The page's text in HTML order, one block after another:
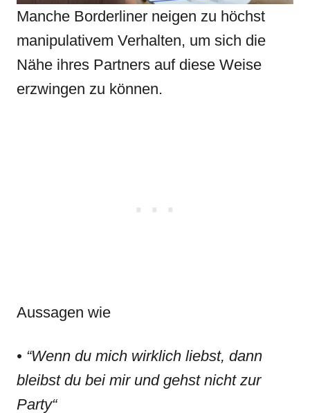
Manche Borderliner neigen zu höchst
manipulativem Verhalten, um sich die
Nähe ihres Partners auf diese Weise
erzwingen zu können.
Aussagen wie
• “Wenn du mich wirklich liebst, dann
bleibst du bei mir und gehst nicht zur
Party“